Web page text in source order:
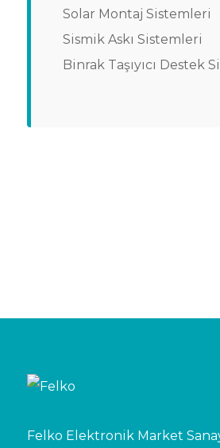
Solar Montaj Sistemleri
Sismik Askı Sistemleri
Binrak Taşıyıcı Destek
Felko Elektronik Market